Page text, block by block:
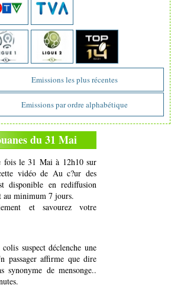
Emissions les plus récentes
Emissions par ordre alphabétique
du 31 Mai
fois le 31 Mai à 12h10 sur
vidéo de Au c?ur des
disponible en rediffusion
au minimum 7 jours.
et savourez votre
suspect déclenche une
passager affirme que dire
synonyme de mensonge..